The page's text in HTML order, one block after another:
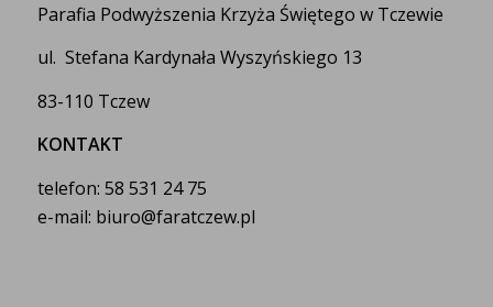
Parafia Podwyższenia Krzyża Świętego w Tczewie
ul. Stefana Kardynała Wyszyńskiego 13
83-110 Tczew
KONTAKT
telefon: 58 531 24 75
e-mail: biuro@faratczew.pl